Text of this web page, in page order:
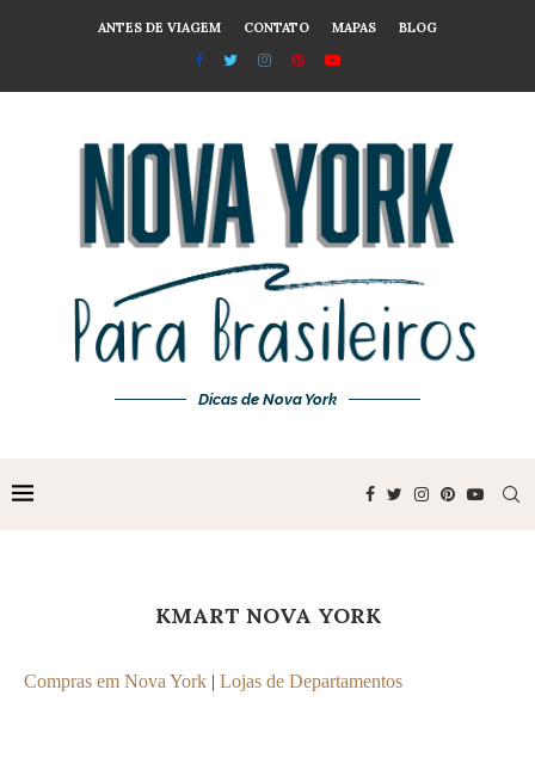
ANTES DE VIAGEM CONTATO MAPAS BLOG
Dicas de Nova York
KMART NOVA YORK
Compras em Nova York | Lojas de Departamentos